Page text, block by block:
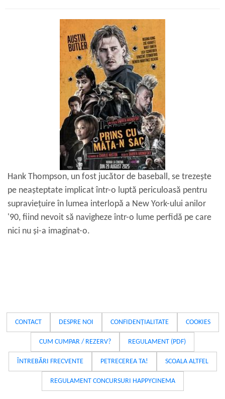
Hank Thompson, un fost jucător de baseball, se trezește
pe neașteptate implicat într-o luptă periculoasă pentru
supraviețuire în lumea interlopă a New York-ului anilor
'90, fiind nevoit să navigheze într-o lume perfidă pe care
nici nu și-a imaginat-o.
CONTACT DESPRE NOI CONFIDENȚIALITATE COOKIES
CUM CUMPAR / REZERV? REGULAMENT (PDF)
ÎNTREBĂRI FRECVENTE PETRECEREA TA! SCOALA ALTFEL
REGULAMENT CONCURSURI HAPPYCINEMA